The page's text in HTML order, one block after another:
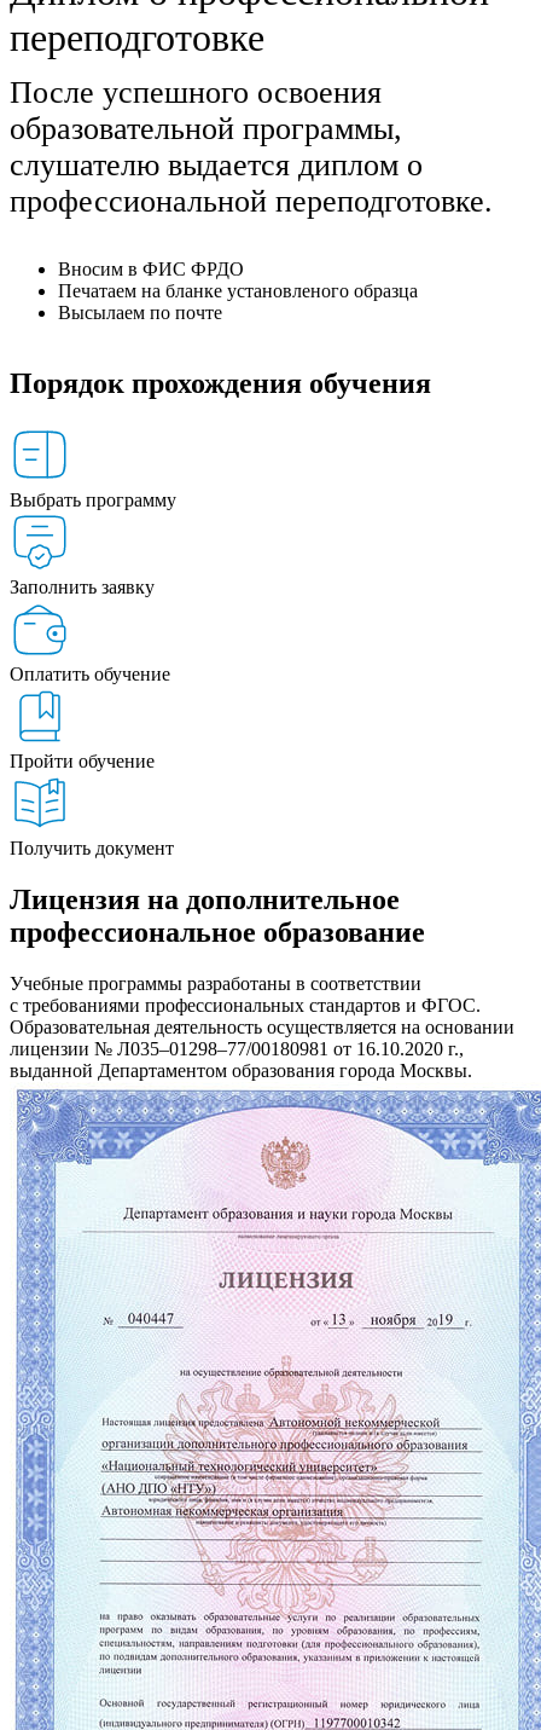
переподготовке
После успешного освоения
образовательной программы,
слушателю выдается диплом о
профессиональной переподготовке.
Вносим в ФИС ФРДО
Печатаем на бланке установленого образца
Высылаем по почте
Порядок прохождения обучения
Выбрать программу
Заполнить заявку
Оплатить обучение
Пройти обучение
Получить документ
Лицензия на дополнительное
профессиональное образование
Учебные программы разработаны в соответствии
с требованиями профессиональных стандартов и ФГОС.
Образовательная деятельность осуществляется на основании
лицензии № Л035–01298–77/00180981 от 16.10.2020 г.,
выданной Департаментом образования города Москвы.